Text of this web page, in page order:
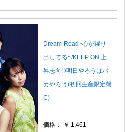
Dream Road~心が躍り
出してる~/KEEP ON 上
昇志向!!/明日やろうはバ
カやろう(初回生産限定盤
C)
価格： ￥ 1,461